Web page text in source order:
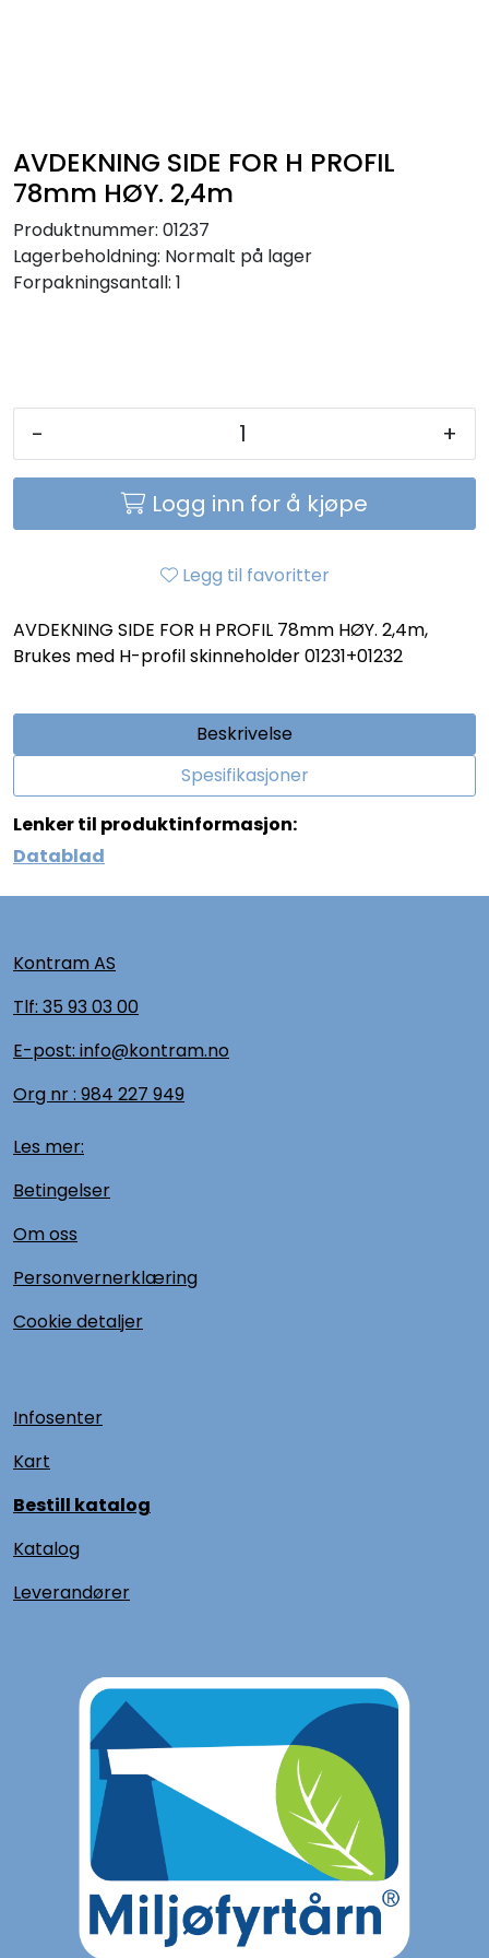
AVDEKNING SIDE FOR H PROFIL
78mm HØY. 2,4m
Produktnummer: 01237
Lagerbeholdning: Normalt på lager
Forpakningsantall: 1
- +
Logg inn for å kjøpe
Legg til favoritter
AVDEKNING SIDE FOR H PROFIL 78mm HØY. 2,4m,
Brukes med H-profil skinneholder 01231+01232
Beskrivelse
Spesifikasjoner
Lenker til produktinformasjon:
Datablad
Kontram AS
Tlf: 35 93 03 00
E-post: info@kontram.no
Org nr : 984 227 949
Les mer:
Betingelser
Om oss
Personvernerklæring
Cookie detaljer
Infosenter
Kart
Bestill katalog
Katalog
Leverandører